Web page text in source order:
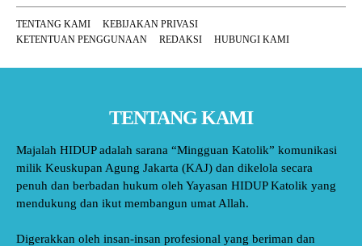
TENTANG KAMI
KEBIJAKAN PRIVASI
KETENTUAN PENGGUNAAN
REDAKSI HUBUNGI KAMI
TENTANG KAMI
Majalah HIDUP adalah sarana “Mingguan Katolik” komunikasi
milik Keuskupan Agung Jakarta (KAJ) dan dikelola secara
penuh dan berbadan hukum oleh Yayasan HIDUP Katolik yang
mendukung dan ikut membangun umat Allah.
Digerakkan oleh insan-insan profesional yang beriman dan